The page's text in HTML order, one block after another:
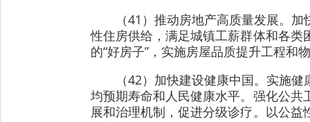
（41）推动房地产高质量发展。
性住房供给，满足城镇工薪群体和各
的“好房子”，实施房屋品质提升工程和
（42）加快建设健康中国。实施
均预期寿命和人民健康水平。强化公
展和治理机制，促进分级诊疗。以公